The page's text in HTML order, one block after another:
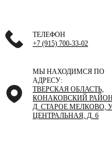
ТЕЛЕФОН
+7 (915) 700-33-02
МЫ НАХОДИМСЯ ПО
АДРЕСУ:
ТВЕРСКАЯ ОБЛАСТЬ,
КОНАКОВСКИЙ
Д. СТАРОЕ МЕЛКОВО,
ЦЕНТРАЛЬНАЯ, Д. 6